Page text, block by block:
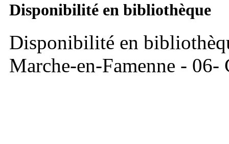
Disponibilité en bibliothèque
Disponibilité en
Marche-en-Famenne -